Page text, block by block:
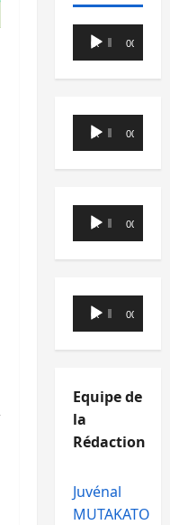
Lecteur
audio
00:00 00:00
Lecteur
audio
00:00 00:00
Lecteur
audio
00:00 00:00
Lecteur
audio
00:00 00:00
Equipe de
la
Rédaction
Juvénal
MUTAKATO